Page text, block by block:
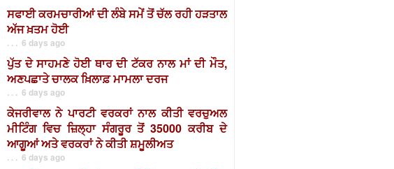
ਸਫਾਈ ਕਰਮਚਾਰੀਆਂ ਦੀ ਲੰਬੇ ਸਮੇਂ ਤੋਂ ਚੱਲ ਰਹੀ ਹੜਤਾਲ
ਅੱਜ ਖ਼ਤਮ ਹੋਈ
. . . 6 days ago
ਪੁੱਤ ਦੇ ਸਾਹਮਣੇ ਹੋਈ ਥਾਰ ਦੀ ਟੱਕਰ ਨਾਲ ਮਾਂ ਦੀ ਮੌਤ,
ਅਣਪਛਾਤੇ ਚਾਲਕ ਖ਼ਿਲਾਫ਼ ਮਾਮਲਾ ਦਰਜ
. . . 6 days ago
ਕੇਜਰੀਵਾਲ ਨੇ ਪਾਰਟੀ ਵਰਕਰਾਂ ਨਾਲ ਕੀਤੀ ਵਰਚੁਅਲ
ਮੀਟਿੰਗ ਵਿਚ ਜ਼ਿਲ੍ਹਾ ਸੰਗਰੂਰ ਤੋਂ 35000 ਕਰੀਬ ਦੇ
ਆਗੂਆਂ ਅਤੇ ਵਰਕਰਾਂ ਨੇ ਕੀਤੀ ਸ਼ਮੂਲੀਅਤ
. . . 6 days ago